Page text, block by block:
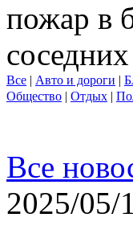
пожар в
Все | Авто и дороги |
Общество | Отдых |
Все
2025/05/